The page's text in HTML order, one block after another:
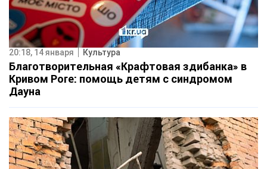
20:18, 14 января Культура
Благотворительная «Крафтовая здибанка» в
Кривом Роге: помощь детям с синдромом
Дауна